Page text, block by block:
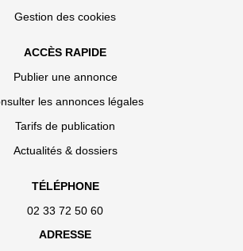
Gestion des cookies
ACCÈS RAPIDE
Publier une annonce
les annonces légales
Tarifs de publication
Actualités & dossiers
TÉLÉPHONE
02 33 72 50 60
ADRESSE